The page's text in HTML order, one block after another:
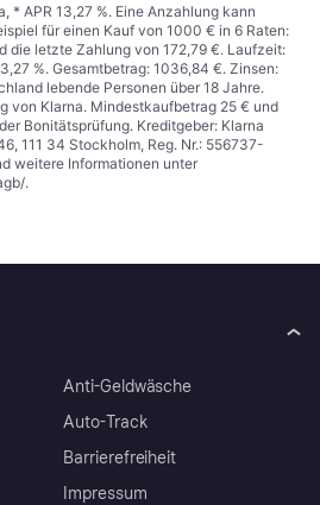
* APR 13,27 %. Eine Anzahlung kann
für einen Kauf von 1000 € in 6 Raten:
die letzte Zahlung von 172,79 €. Laufzeit:
%. Gesamtbetrag: 1036,84 €. Zinsen:
lebende Personen über 18 Jahre.
von Klarna. Mindestkaufbetrag 25 € und
Bonitätsprüfung. Kreditgeber: Klarna
111 34 Stockholm, Reg. Nr.: 556737-
weitere Informationen unter
.
Anti-Geldwäsche
Auto-Track
Barrierefreiheit
Impressum